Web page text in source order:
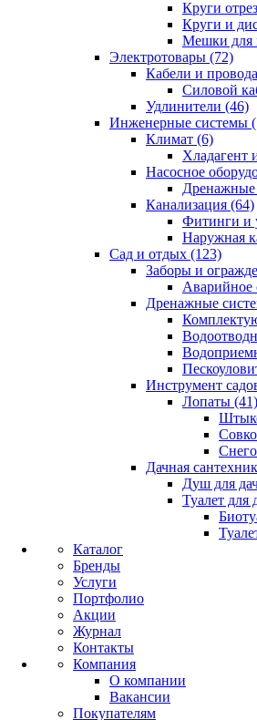
Круги
Круги и
Мешки для
Электротовары (72)
Кабели и
Силовой
Удлинители (46)
Инженерные системы
Климат (6)
Хладагент
Насосное
Дренажные
Канализация (64)
Фитинги и
Наружная
Сад и отдых (123)
Заборы и
Аварийное
Дренажные
Инструмент
Лопаты (41)
Дачная
Душ для
Туалет для
Каталог
Бренды
Услуги
Портфолио
Акции
Журнал
Контакты
Компания
О компании
Вакансии
Покупателям